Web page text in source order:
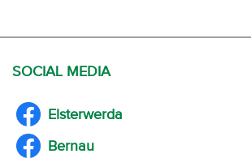
SOCIAL MEDIA
Elsterwerda
Bernau